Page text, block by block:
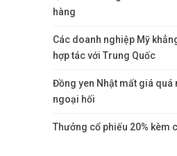
hàng
Các doanh nghiệp Mỹ
hợp tác với Trung Quốc
Đồng yen Nhật mất giá quá
ngoại hối
Thưởng cổ phiếu 20% kèm